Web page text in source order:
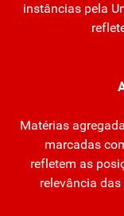
instâncias pela
Matérias
marcadas
refletem as
relevância